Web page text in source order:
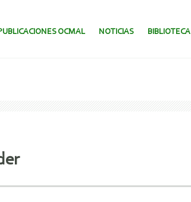
OCMAL NOTICIAS BIBLIOTECA